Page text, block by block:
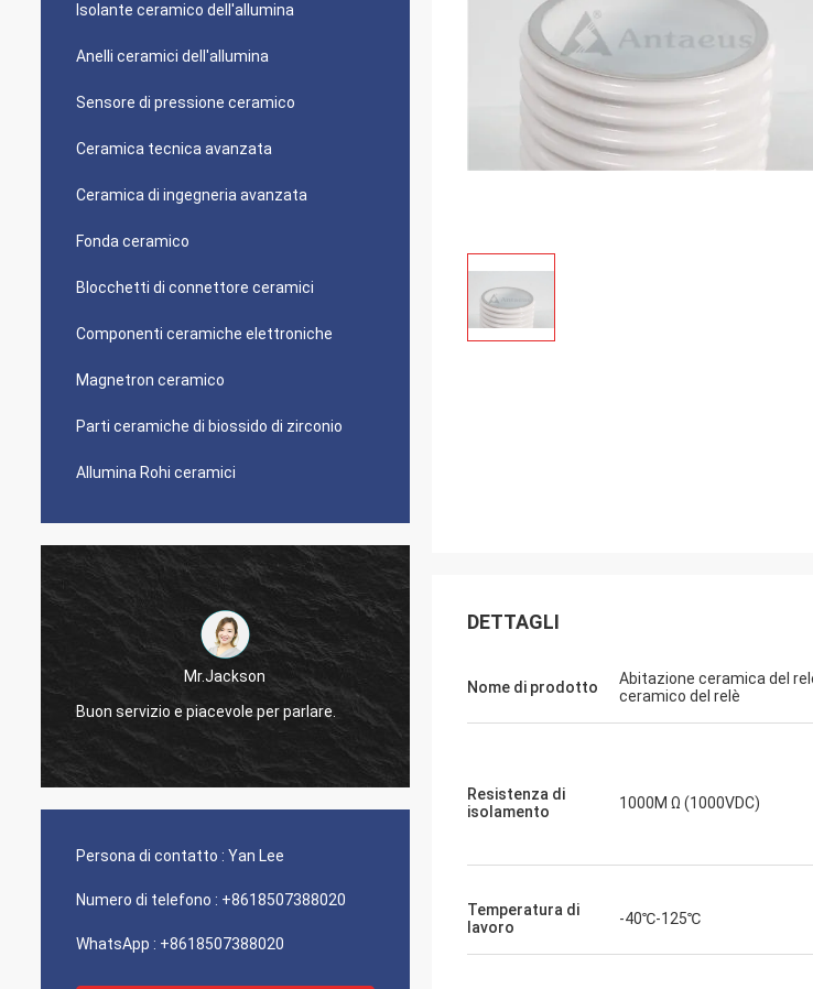
Isolante ceramico dell'allumina
Anelli ceramici dell'allumina
Sensore di pressione ceramico
Ceramica tecnica avanzata
Ceramica di ingegneria avanzata
Fonda ceramico
Blocchetti di connettore ceramici
Componenti ceramiche elettroniche
Magnetron ceramico
Parti ceramiche di biossido di zirconio
Allumina Rohi ceramici
Mr.Jackson
Buon servizio e piacevole per parlare.
Persona di contatto : Yan Lee
Numero di telefono : +8618507388020
WhatsApp : +8618507388020
DETTAGLI
Nome di prodotto
Abitazione ceramica del
ceramico del relè
Resistenza di
isolamento
1000M Ω (1000VDC)
Temperatura di
lavoro
-40℃-125℃